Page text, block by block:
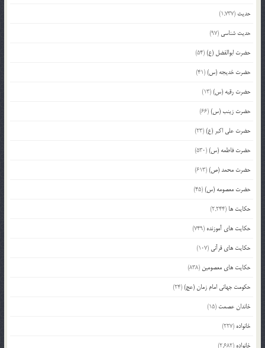
حدیث (1,737)
حدیث شناسی (97)
حضرت ابوالفضل (ع)(54)
حضرت خدیجه (س)(41)
حضرت رقیه (س)(13)
حضرت زینب (س)(66)
حضرت علی اکبر (ع)(23)
حضرت فاطمه (س)(530)
حضرت محمد (ص)(613)
حضرت معصومه (س)(45)
حکایت ها (2,244)
حکایت های آموزنده (749)
حکایت های قرآنی (107)
حکایت های معصومین (838)
حکومت جهانی امام زمان (عج)(24)
خاندان عصمت (15)
خانواده (227)
خانواده (2,682)